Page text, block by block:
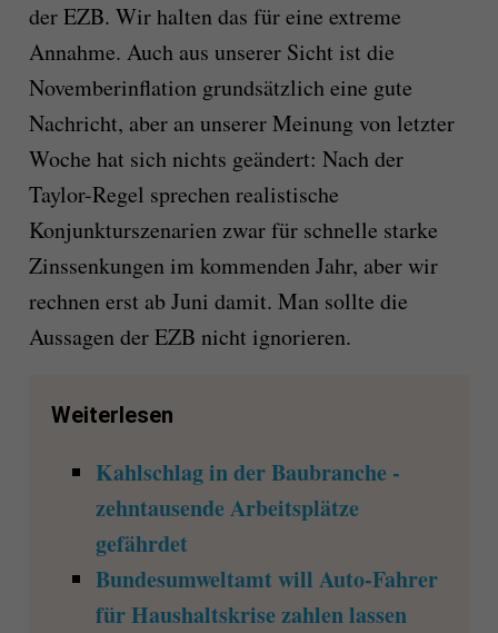
der EZB. Wir halten das für eine extreme
Annahme. Auch aus unserer Sicht ist die
Novemberinflation grundsätzlich eine gute
Nachricht, aber an unserer Meinung von letzter
Woche hat sich nichts geändert: Nach der
Taylor-Regel sprechen realistische
Konjunkturszenarien zwar für schnelle starke
Zinssenkungen im kommenden Jahr, aber wir
rechnen erst ab Juni damit. Man sollte die
Aussagen der EZB nicht ignorieren.
Weiterlesen
Kahlschlag in der Baubranche -
zehntausende Arbeitsplätze
gefährdet
Bundesumweltamt will Auto-Fahrer
für Haushaltskrise zahlen lassen